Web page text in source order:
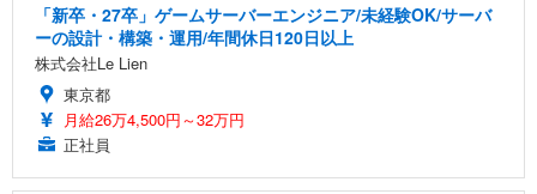
「新卒・27卒」ゲームサーバーエンジニア/未経験OK/サーバ
ーの設計・構築・運用/年間休日120日以上
株式会社Le Lien
東京都
月給26万4,500円～32万円
正社員